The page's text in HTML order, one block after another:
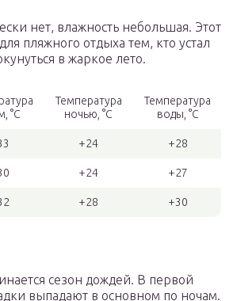
нет, влажность небольшая. Этот
пляжного отдыха тем, кто устал
в жаркое лето.
°С
Температура
ночью, °С
Температура
воды, °С
+24 +28
+24 +27
+28 +30
сезон дождей. В первой
выпадают в основном по ночам.